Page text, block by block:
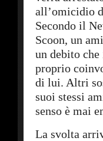
all’omicidio
Secondo il
Scoon, un
un debito
proprio
di lui. Altri
suoi stessi
senso è mai
La svolta